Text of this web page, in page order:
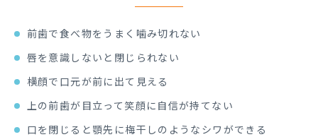
前歯で食べ物をうまく噛み切れない
唇を意識しないと閉じられない
横顔で口元が前に出て見える
上の前歯が目立って笑顔に自信が持てない
口を閉じると顎先に梅干しのようなシワができる